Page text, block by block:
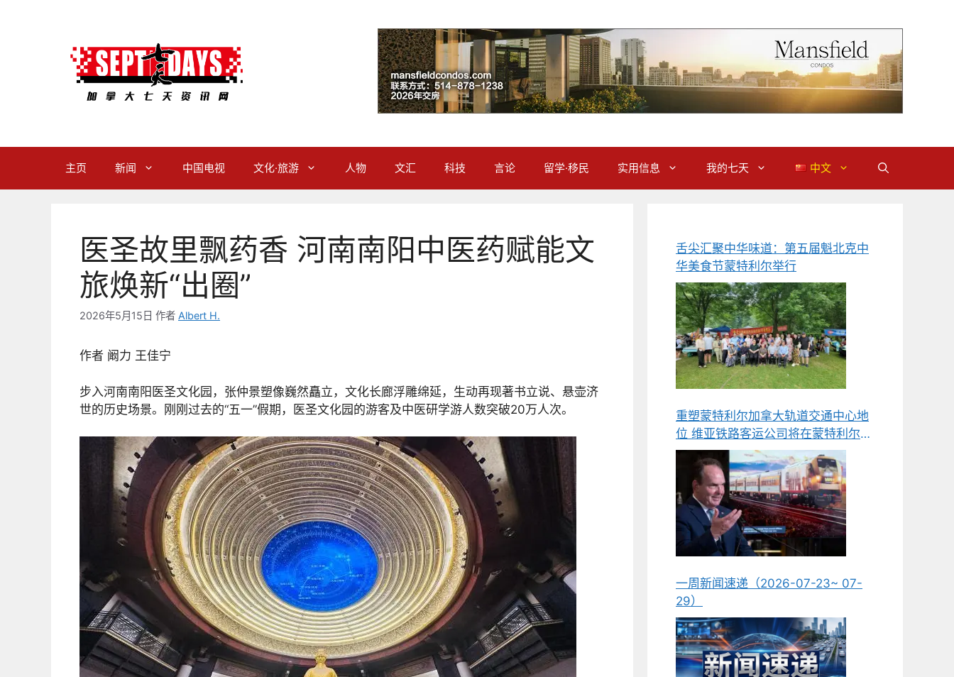
主页 新闻 中国电视 文化·旅游 人物 文汇 科技 言论 留学·移民 实用信息 我的七天 中文
医圣故里飘药香 河南南阳中医药赋能文
旅焕新“出圈”
2026年5月15日 作者 Albert H.
作者 阚力 王佳宁
步入河南南阳医圣文化园，张仲景塑像巍然矗立，文化长廊浮雕绵延，生动再现著书立说、悬壶济
世的历史场景。刚刚过去的“五一”假期，医圣文化园的游客及中医研学游人数突破20万人次。
舌尖汇聚中华味道：第五届魁北克中
华美食节蒙特利尔举行
重塑蒙特利尔加拿大轨道交通中心地
位 维亚铁路客运公司将在蒙特利尔新
建组装与维护工厂
一周新闻速递（2026-07-23~ 07-
29）